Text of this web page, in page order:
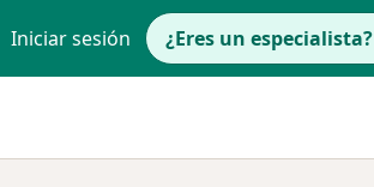
Iniciar sesión ¿Eres un especialista?